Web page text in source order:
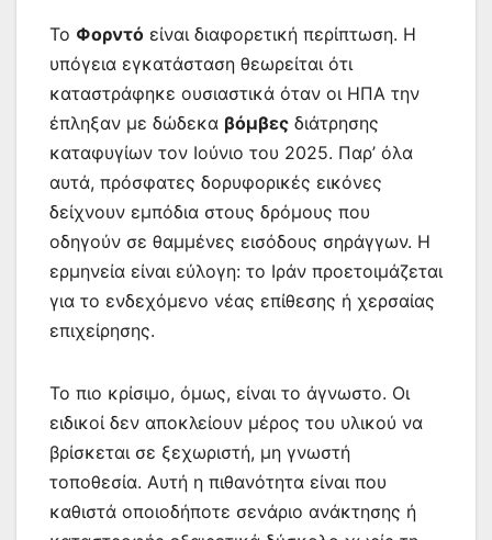
Το Φορντό είναι διαφορετική περίπτωση. Η
υπόγεια εγκατάσταση θεωρείται ότι
καταστράφηκε ουσιαστικά όταν οι ΗΠΑ την
έπληξαν με δώδεκα βόμβες διάτρησης
καταφυγίων τον Ιούνιο του 2025. Παρ’ όλα
αυτά, πρόσφατες δορυφορικές εικόνες
δείχνουν εμπόδια στους δρόμους που
οδηγούν σε θαμμένες εισόδους σηράγγων. Η
ερμηνεία είναι εύλογη: το Ιράν προετοιμάζεται
για το ενδεχόμενο νέας επίθεσης ή χερσαίας
επιχείρησης.
Το πιο κρίσιμο, όμως, είναι το άγνωστο. Οι
ειδικοί δεν αποκλείουν μέρος του υλικού να
βρίσκεται σε ξεχωριστή, μη γνωστή
τοποθεσία. Αυτή η πιθανότητα είναι που
καθιστά οποιοδήποτε σενάριο ανάκτησης ή